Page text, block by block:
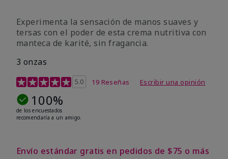
Experimenta la sensación de manos suaves y
tersas con el poder de esta crema nutritiva con
manteca de karité, sin fragancia.
3 onzas
Calificación de clientes de 5 de 5
5.0 19 Reseñas Escribir una opinión
100%
de los encuestados
recomendaría a un amigo.
Envío estándar gratis en pedidos de $75 o más